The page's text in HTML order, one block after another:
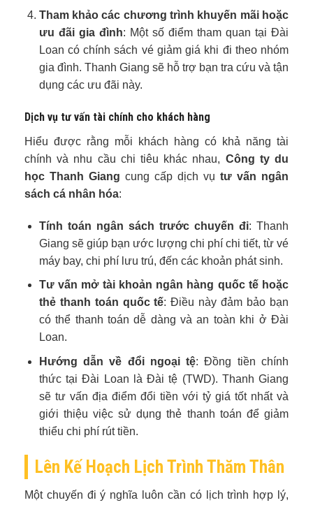
Tham khảo các chương trình khuyến mãi hoặc
ưu đãi gia đình: Một số điểm tham quan tại Đài
Loan có chính sách vé giảm giá khi đi theo nhóm
gia đình. Thanh Giang sẽ hỗ trợ bạn tra cứu và tận
dụng các ưu đãi này.
Dịch vụ tư vấn tài chính cho khách hàng
Hiểu được rằng mỗi khách hàng có khả năng tài
chính và nhu cầu chi tiêu khác nhau, Công ty du
học Thanh Giang cung cấp dịch vụ tư vấn ngân
sách cá nhân hóa:
Tính toán ngân sách trước chuyến đi: Thanh
Giang sẽ giúp bạn ước lượng chi phí chi tiết, từ vé
máy bay, chi phí lưu trú, đến các khoản phát sinh.
Tư vấn mở tài khoản ngân hàng quốc tế hoặc
thẻ thanh toán quốc tế: Điều này đảm bảo bạn
có thể thanh toán dễ dàng và an toàn khi ở Đài
Loan.
Hướng dẫn về đổi ngoại tệ: Đồng tiền chính
thức tại Đài Loan là Đài tệ (TWD). Thanh Giang
sẽ tư vấn địa điểm đổi tiền với tỷ giá tốt nhất và
giới thiệu việc sử dụng thẻ thanh toán để giảm
thiểu chi phí rút tiền.
Lên Kế Hoạch Lịch Trình Thăm Thân
Một chuyến đi ý nghĩa luôn cần có lịch trình hợp lý,